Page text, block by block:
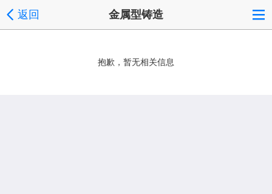
返回 金属型铸造
抱歉，暂无相关信息